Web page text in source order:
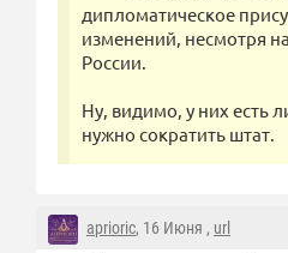
дипломатическое
изменений, несмотря
России.
Ну, видимо, у них есть
нужно сократить штат.
aprioric, 16 Июня , url